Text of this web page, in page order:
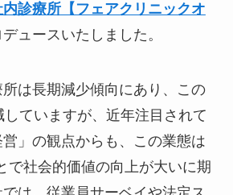
診療所【フェアクリニックオ
ュースいたしました。
は長期減少傾向にあり、この
ていますが、近年注目されて
」の観点からも、この業態は
で社会的価値の向上が大いに期